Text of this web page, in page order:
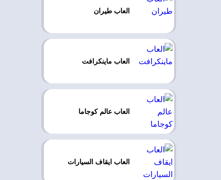
العاب طيران
العاب ماينكرافت
العاب عالم كوجاما
العاب ايقاف السيارات